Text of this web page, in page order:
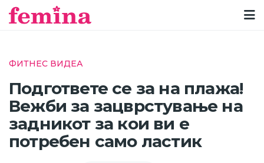
ФИТНЕС ВИДЕА
Подгответе се за на плажа!
Вежби за зацврстување на
задникот за кои ви е
потребен само ластик